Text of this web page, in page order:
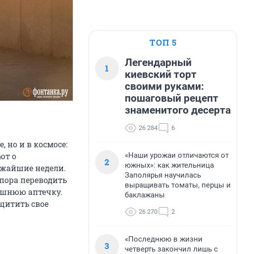
но и в космосе:
о
недели.
переводить
аптечку.
свое
ТОП 5
1
Легендарный
киевский торт
своими руками:
пошаговый рецепт
знаменитого десерта
26 284 6
2
«Наши урожаи отличаются от
южных»: как жительница
Заполярья научилась
выращивать томаты, перцы и
баклажаны
26 270 2
3
«Последнюю в жизни
четверть закончил лишь с